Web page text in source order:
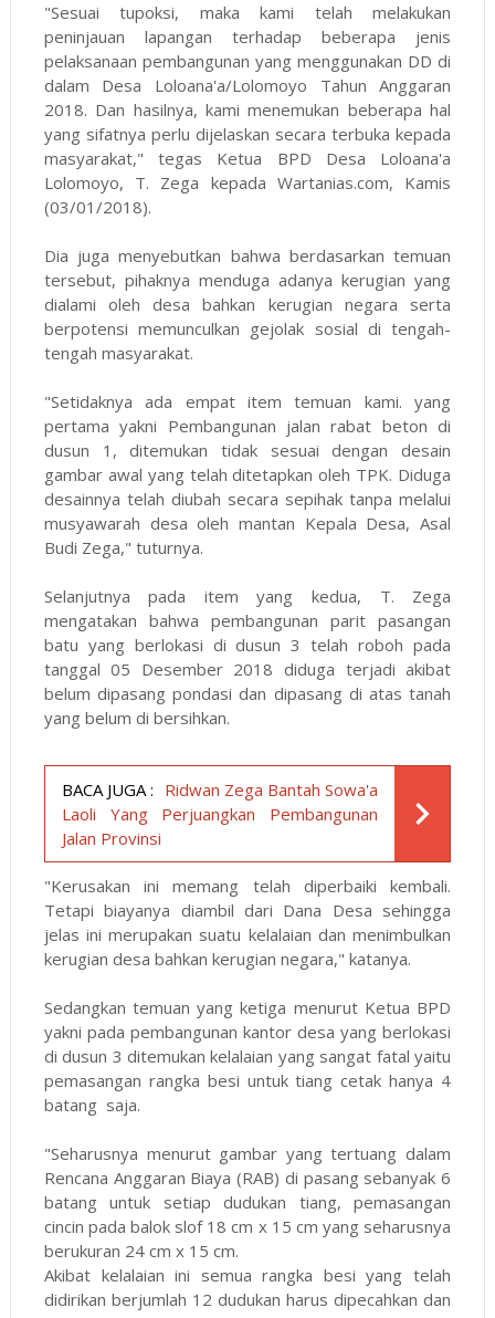
"Sesuai tupoksi, maka kami telah melakukan
peninjauan lapangan terhadap beberapa jenis
pelaksanaan pembangunan yang menggunakan DD di
dalam Desa Loloana'a/Lolomoyo Tahun Anggaran
2018. Dan hasilnya, kami menemukan beberapa hal
yang sifatnya perlu dijelaskan secara terbuka kepada
masyarakat," tegas Ketua BPD Desa Loloana'a
Lolomoyo, T. Zega kepada Wartanias.com, Kamis
(03/01/2018).
Dia juga menyebutkan bahwa berdasarkan temuan
tersebut, pihaknya menduga adanya kerugian yang
dialami oleh desa bahkan kerugian negara serta
berpotensi memunculkan gejolak sosial di tengah-
tengah masyarakat.
"Setidaknya ada empat item temuan kami. yang
pertama yakni Pembangunan jalan rabat beton di
dusun 1, ditemukan tidak sesuai dengan desain
gambar awal yang telah ditetapkan oleh TPK. Diduga
desainnya telah diubah secara sepihak tanpa melalui
musyawarah desa oleh mantan Kepala Desa, Asal
Budi Zega," tuturnya.
Selanjutnya pada item yang kedua, T. Zega
mengatakan bahwa pembangunan parit pasangan
batu yang berlokasi di dusun 3 telah roboh pada
tanggal 05 Desember 2018 diduga terjadi akibat
belum dipasang pondasi dan dipasang di atas tanah
yang belum di bersihkan.
BACA JUGA : Ridwan Zega Bantah Sowa'a
Laoli Yang Perjuangkan Pembangunan
Jalan Provinsi
"Kerusakan ini memang telah diperbaiki kembali.
Tetapi biayanya diambil dari Dana Desa sehingga
jelas ini merupakan suatu kelalaian dan menimbulkan
kerugian desa bahkan kerugian negara," katanya.
Sedangkan temuan yang ketiga menurut Ketua BPD
yakni pada pembangunan kantor desa yang berlokasi
di dusun 3 ditemukan kelalaian yang sangat fatal yaitu
pemasangan rangka besi untuk tiang cetak hanya 4
batang saja.
"Seharusnya menurut gambar yang tertuang dalam
Rencana Anggaran Biaya (RAB) di pasang sebanyak 6
batang untuk setiap dudukan tiang, pemasangan
cincin pada balok slof 18 cm x 15 cm yang seharusnya
berukuran 24 cm x 15 cm.
Akibat kelalaian ini semua rangka besi yang telah
didirikan berjumlah 12 dudukan harus dipecahkan dan